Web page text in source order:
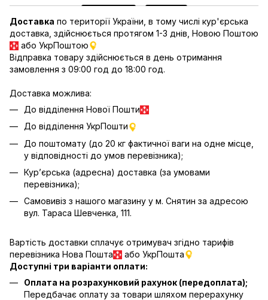
Доставка по території України, в тому числі кур'єрська
доставка, здійснюється протягом 1-3 днів, Новою Поштою
або УкрПоштою
Відправка товару здійснюється в день отримання
замовлення з 09:00 год до 18:00 год.
Доставка можлива:
До відділення Нової Пошти
До відділення УкрПошти
До поштомату (до 20 кг фактичної ваги на одне місце,
у відповідності до умов перевізника);
Кур’єрська (адресна) доставка (за умовами
перевізника);
Самовивіз з нашого магазину у м. Снятин за адресою
вул. Тараса Шевченка, 111.
Вартість доставки сплачує отримувач згідно тарифів
перевізника Нова Пошта
або УкрПошта
Доступні три варіанти оплати:
Оплата на розрахунковий рахунок (передоплата);
Передбачає оплату за товари шляхом перерахунку